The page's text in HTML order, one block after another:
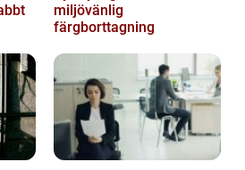
miljövänlig
färgborttagning